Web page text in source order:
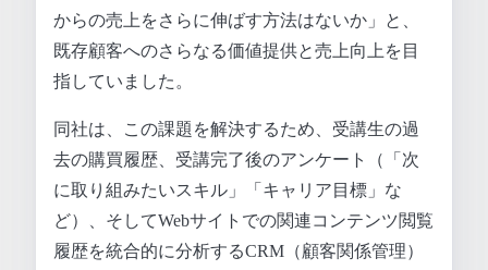
からの売上をさらに伸ばす方法はないか」と、
既存顧客へのさらなる価値提供と売上向上を目
指していました。
同社は、この課題を解決するため、受講生の過
去の購買履歴、受講完了後のアンケート（「次
に取り組みたいスキル」「キャリア目標」な
ど）、そしてWebサイトでの関連コンテンツ閲覧
履歴を統合的に分析するCRM（顧客関係管理）